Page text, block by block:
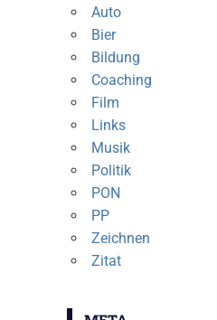
Auto
Bier
Bildung
Coaching
Film
Links
Musik
Politik
PON
PP
Zeichnen
Zitat